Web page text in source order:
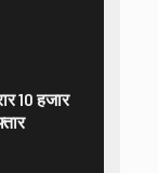
10 हजार